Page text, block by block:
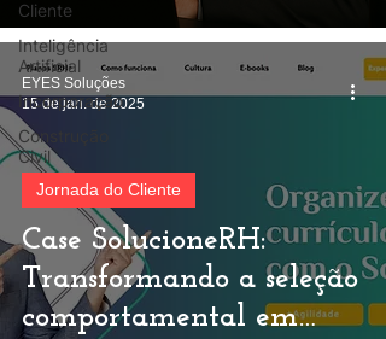
Cliente
Inteligência
Artificial
Incorporação
Construção
Civil
chave
Case SolucioneRH:
Transformando a seleção
comportamental em
Jornada do Cliente
EYES Soluções
15 de jan. de 2025